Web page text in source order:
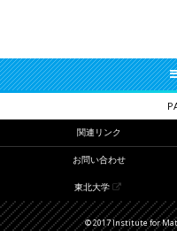
関連リンク
お問い合わせ
東北大学
© 2017 Institute for